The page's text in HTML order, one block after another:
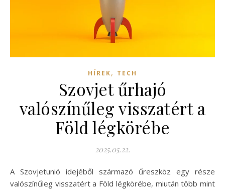
HÍREK, TECH
Szovjet űrhajó
valószínűleg visszatért a
Föld légkörébe
2025.05.22.
A Szovjetunió idejéből származó űreszköz egy része
valószínűleg visszatért a Föld légkörébe, miután több mint